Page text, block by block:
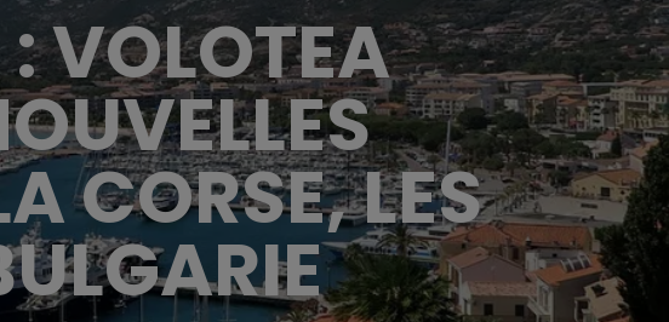
: VOLOTEA
CORSE, LES